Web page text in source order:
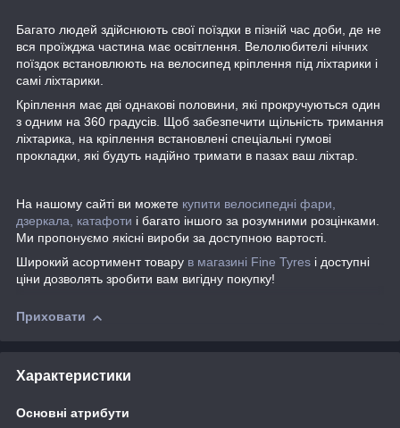
Багато людей здійснюють свої поїздки в пізній час доби, де не
вся проїжджа частина має освітлення. Велолюбителі нічних
поїздок встановлюють на велосипед кріплення під ліхтарики і
самі ліхтарики.
Кріплення має дві однакові половини, які прокручуються один
з одним на 360 градусів. Щоб забезпечити щільність тримання
ліхтарика, на кріплення встановлені спеціальні гумові
прокладки, які будуть надійно тримати в пазах ваш ліхтар.
На нашому сайті ви можете купити велосипедні фари,
дзеркала, катафоти і багато іншого за розумними розцінками.
Ми пропонуємо якісні вироби за доступною вартості.
Широкий асортимент товару в магазині Fine Tyres і доступні
ціни дозволять зробити вам вигідну покупку!
Приховати
Характеристики
Основні атрибути